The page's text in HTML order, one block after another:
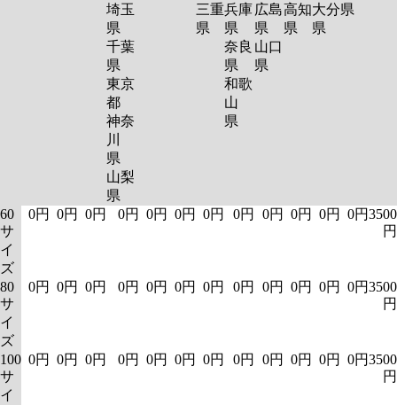
埼玉
県
千葉
県
東京
都
神奈
川
県
山梨
県
三重
県
兵庫
県
奈良
県
和歌
山
県
広島
県
山口
県
高知
県
大分
県
県
60
サ
イ
ズ
0円 0円 0円 0円 0円 0円 0円 0円 0円 0円 0円 0円3500
円
80
サ
イ
ズ
0円 0円 0円 0円 0円 0円 0円 0円 0円 0円 0円 0円3500
円
100
サ
イ
0円 0円 0円 0円 0円 0円 0円 0円 0円 0円 0円 0円3500
円